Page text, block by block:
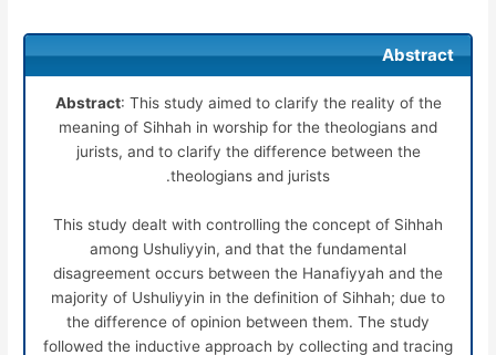
Abstract
Abstract: This study aimed to clarify the reality of the
meaning of Sihhah in worship for the theologians and
jurists, and to clarify the difference between the
theologians and jurists.
This study dealt with controlling the concept of Sihhah
among Ushuliyyin, and that the fundamental
disagreement occurs between the Hanafiyyah and the
majority of Ushuliyyin in the definition of Sihhah; due to
the difference of opinion between them. The study
followed the inductive approach by collecting and tracing